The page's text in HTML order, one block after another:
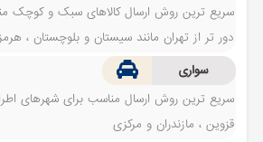
سریع ترین روش ارسال کالاهای سبک و کوچک
دور تر از تهران مانند سیستان و بلوچستان ،
سواری
سریع ترین روش ارسال مناسب برای شهرهای
قزوین ، مازندران و مرکزی